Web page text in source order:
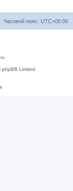
Часовой пояс: UTC+05:00
Limited